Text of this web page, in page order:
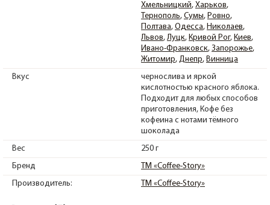
Хмельницкий Харьков
Тернополь Сумы Ровно
Полтава Одесса Николаев
Львов Луцк Кривой Рог Киев
Ивано-Франковск Запорожье
Житомир Днепр Винница
Вкус
чернослива и яркой
кислотностью красного яблока.
Подходит для любых способов
приготовления Кофе без
кофеина с нотами тёмного
шоколада
Вес
250 г
Бренд
ТМ «Coffee-Story»
Производитель:
ТМ «Coffee-Story»